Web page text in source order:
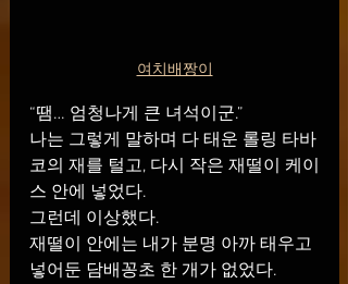
여치배짱이
“땜… 엄청나게 큰 녀석이군.”
나는 그렇게 말하며 다 태운 롤링 타바
코의 재를 털고, 다시 작은 재떨이 케이
스 안에 넣었다.
그런데 이상했다.
재떨이 안에는 내가 분명 아까 태우고
넣어둔 담배꽁초 한 개가 없었다.